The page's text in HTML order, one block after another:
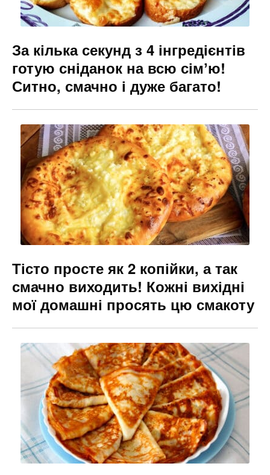
За кілька секунд з 4 інгредієнтів
готую сніданок на всю сімʼю!
Ситно, смачно і дуже багато!
Тісто просте як 2 копійки, а так
смачно виходить! Кожні вихідні
мої домашні просять цю смакоту